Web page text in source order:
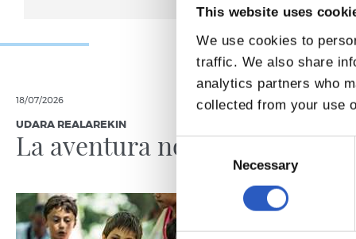
This website uses
We use cookies to
traffic. We also share
analytics partners who
collected from your use
Consent
Necessary
18/07/2026
UDARA REALAREKIN
La aventura no para
19/06/2026
A por